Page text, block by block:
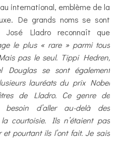
international, emblème de la
De grands noms se sont
José Lladro reconnaît que
le plus « rare » parmi tous
pas le seul. Tippi Hedren,
se sont également
lauréats du prix Nobel
de Lladro. Ce genre de
besoin d’aller au-delà des
courtoisie. Ils n’étaient pas
pourtant ils l’ont fait. Je sais